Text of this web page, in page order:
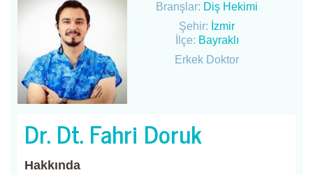
Branşlar: Diş Hekimi
Şehir: İzmir
İlçe: Bayraklı
Erkek Doktor
Dr. Dt. Fahri Doruk
Hakkında